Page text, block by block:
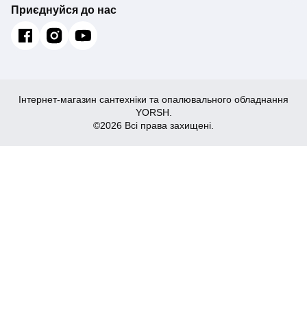
Приєднуйся до нас
Інтернет-магазин сантехніки та опалювального обладнання
YORSH.
©2026 Всі права захищені.